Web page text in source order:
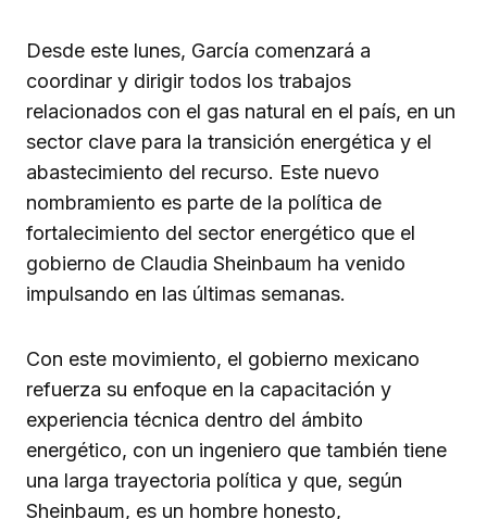
Desde este lunes, García comenzará a
coordinar y dirigir todos los trabajos
relacionados con el gas natural en el país, en un
sector clave para la transición energética y el
abastecimiento del recurso. Este nuevo
nombramiento es parte de la política de
fortalecimiento del sector energético que el
gobierno de Claudia Sheinbaum ha venido
impulsando en las últimas semanas.
Con este movimiento, el gobierno mexicano
refuerza su enfoque en la capacitación y
experiencia técnica dentro del ámbito
energético, con un ingeniero que también tiene
una larga trayectoria política y que, según
Sheinbaum, es un hombre honesto,